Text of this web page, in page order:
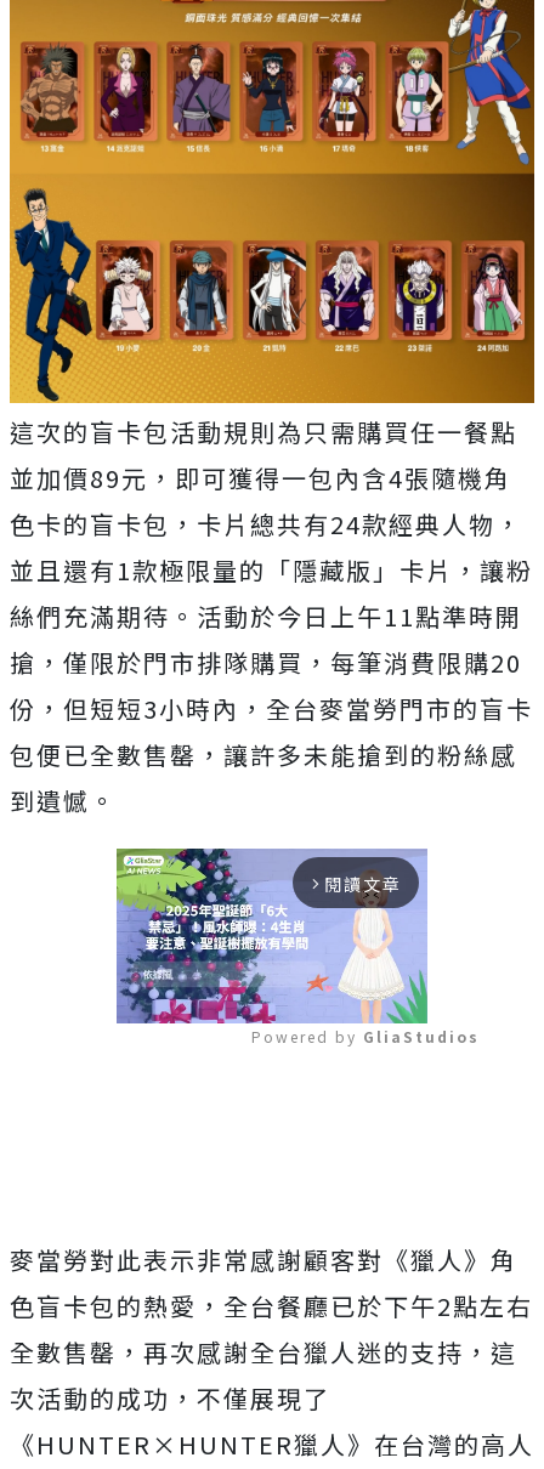
這次的盲卡包活動規則為只需購買任一餐點
並加價89元，即可獲得一包內含4張隨機角
色卡的盲卡包，卡片總共有24款經典人物，
並且還有1款極限量的「隱藏版」卡片，讓粉
絲們充滿期待。活動於今日上午11點準時開
搶，僅限於門市排隊購買，每筆消費限購20
份，但短短3小時內，全台麥當勞門市的盲卡
包便已全數售罄，讓許多未能搶到的粉絲感
到遺憾。
arrow_forward_ios 閱讀文章
Powered by GliaStudios
麥當勞對此表示非常感謝顧客對《獵人》角
色盲卡包的熱愛，全台餐廳已於下午2點左右
全數售罄，再次感謝全台獵人迷的支持，這
次活動的成功，不僅展現了
《HUNTER×HUNTER獵人》在台灣的高人